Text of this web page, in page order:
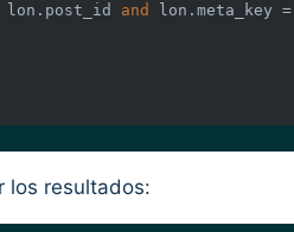
lon.post_id and lon.meta_key =
los resultados: